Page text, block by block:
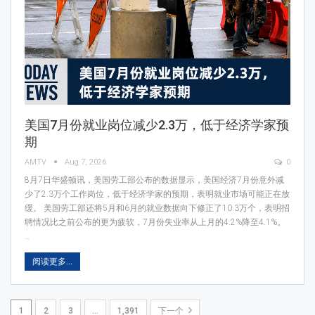
美国7月份就业岗位减少2.3万，低于经济学家预
期
AMTV Aug 7, 2026 0
8月7日华盛顿讯，美国劳工部公布的数据显示，美国经济7月份意外减
少了2.3万个工作岗位，低于经济学家的预期，表明就业市场可能正在放
缓。 美国劳工部还将5月和6月的就业数据向下修正了10.3万个，表明招
聘情况比之前公布的更为疲软，7月份失业率从上月的4.2%降至4.1%。
…
阅读更多...
1 2 3 … 1,391 下一个